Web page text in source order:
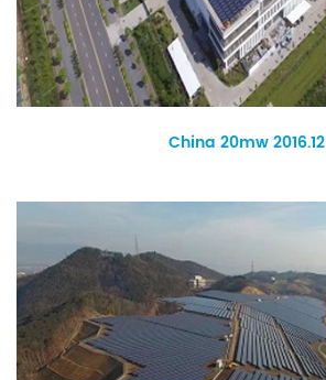
China 20mw 2016.12